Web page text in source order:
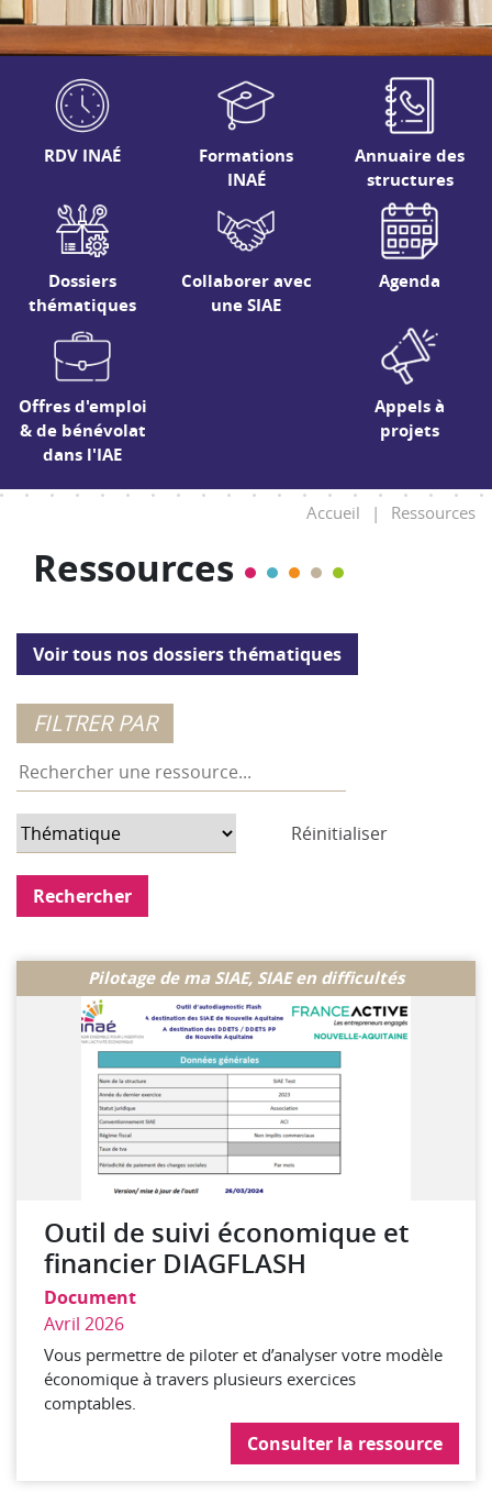
RDV INAÉ
Formations
INAÉ
Annuaire des
structures
Dossiers
thématiques
Collaborer avec
une SIAE
Agenda
Offres d'emploi
& de bénévolat
dans l'IAE
Appels à
projets
Accueil | Ressources
Ressources
Voir tous nos dossiers thématiques
Réinitialiser
Pilotage de ma SIAE, SIAE en difficultés
Outil de suivi économique et
financier DIAGFLASH
Document
Avril 2026
Vous permettre de piloter et d’analyser votre modèle
économique à travers plusieurs exercices
comptables.
Consulter la ressource
Consulter la ressource